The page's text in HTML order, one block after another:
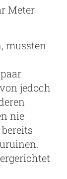
Meter
mussten
jedoch
nie